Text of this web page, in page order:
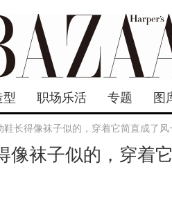
型 职场乐活 专题 图
长得像袜子似的，穿着它简直成了风
像袜子似的，穿着